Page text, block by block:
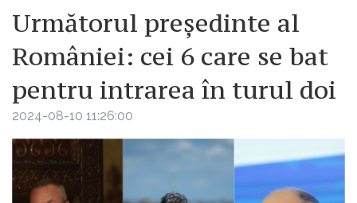
Următorul președinte al
României: cei 6 care se bat
pentru intrarea în turul doi
2024-08-10 11:26:00